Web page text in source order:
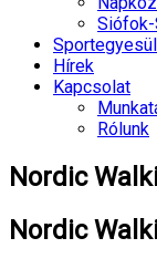
Hírek
Kapcsolat
Rólunk
Nordic
Nordic